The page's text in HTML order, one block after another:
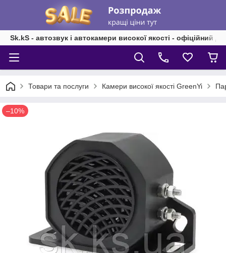
Sk.kS - автозвук і автокамери високої якості - офіційний
Товари та послуги Камери високої якості GreenYi
–10%